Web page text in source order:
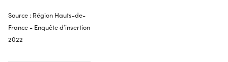
Source : Région Hauts-de-
France - Enquête d’insertion
2022